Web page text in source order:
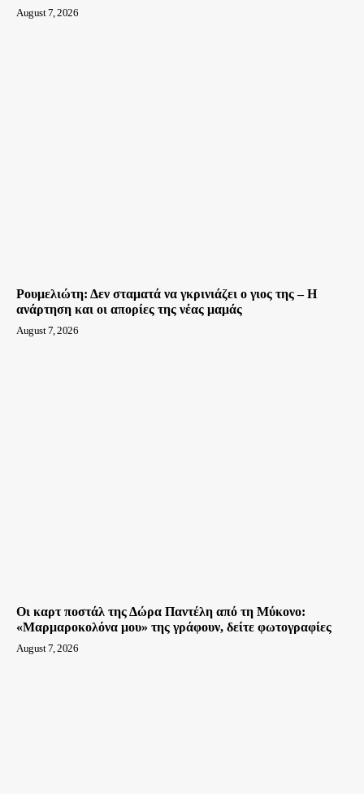
August 7, 2026
Ρουμελιώτη: Δεν σταματά να γκρινιάζει ο γιος της – Η
ανάρτηση και οι απορίες της νέας μαμάς
August 7, 2026
Οι καρτ ποστάλ της Δώρα Παντέλη από τη Μύκονο:
«Μαρμαροκολόνα μου» της γράφουν, δείτε φωτογραφίες
August 7, 2026